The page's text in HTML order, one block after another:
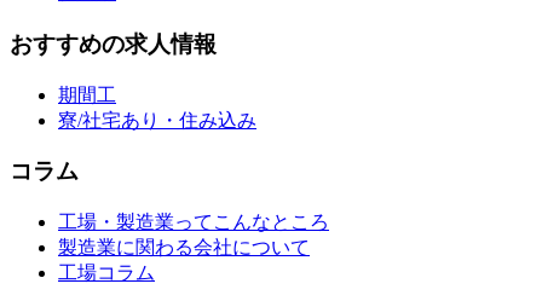
おすすめの求人情報
期間工
寮/社宅あり・住み込み
コラム
工場・製造業ってこんなところ
製造業に関わる会社について
工場コラム